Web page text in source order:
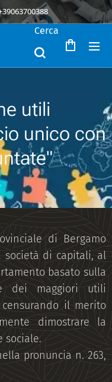
Cerca
utili
unico con
di Bergamo
di capitali, al
basato sulla
dei maggiori utili
il merito
dimostrare la
sociale.
pronuncia n. 263,